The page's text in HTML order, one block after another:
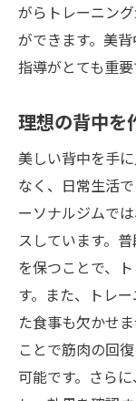
がらトレーニン
ができます。美
指導がとても重要
理想の背中を
美しい背中を手
なく、日常生活
ーソナルジムで
スしています。
を保つことで、
す。また、トレ
た食事も欠かせ
ことで筋肉の回
可能です。さら